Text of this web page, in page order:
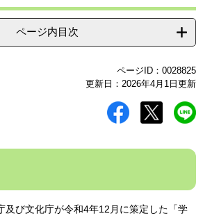
ページ内目次
ページID：0028825
更新日：2026年4月1日更新
及び文化庁が令和4年12月に策定した「学